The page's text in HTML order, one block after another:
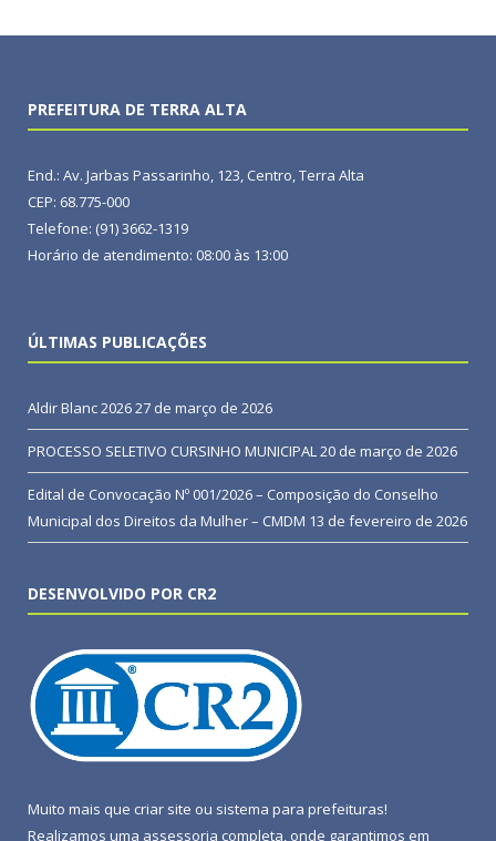
PREFEITURA DE TERRA ALTA
End.: Av. Jarbas Passarinho, 123, Centro, Terra Alta
CEP: 68.775-000
Telefone: (91) 3662-1319
Horário de atendimento: 08:00 às 13:00
ÚLTIMAS PUBLICAÇÕES
Aldir Blanc 202627 de março de 2026
PROCESSO SELETIVO CURSINHO MUNICIPAL20 de março de 2026
Edital de Convocação Nº 001/2026 – Composição do Conselho
Municipal dos Direitos da Mulher – CMDM 13 de fevereiro de 2026
DESENVOLVIDO POR CR2
Muito mais que criar site ou sistema para prefeituras!
Realizamos uma assessoria completa, onde garantimos em